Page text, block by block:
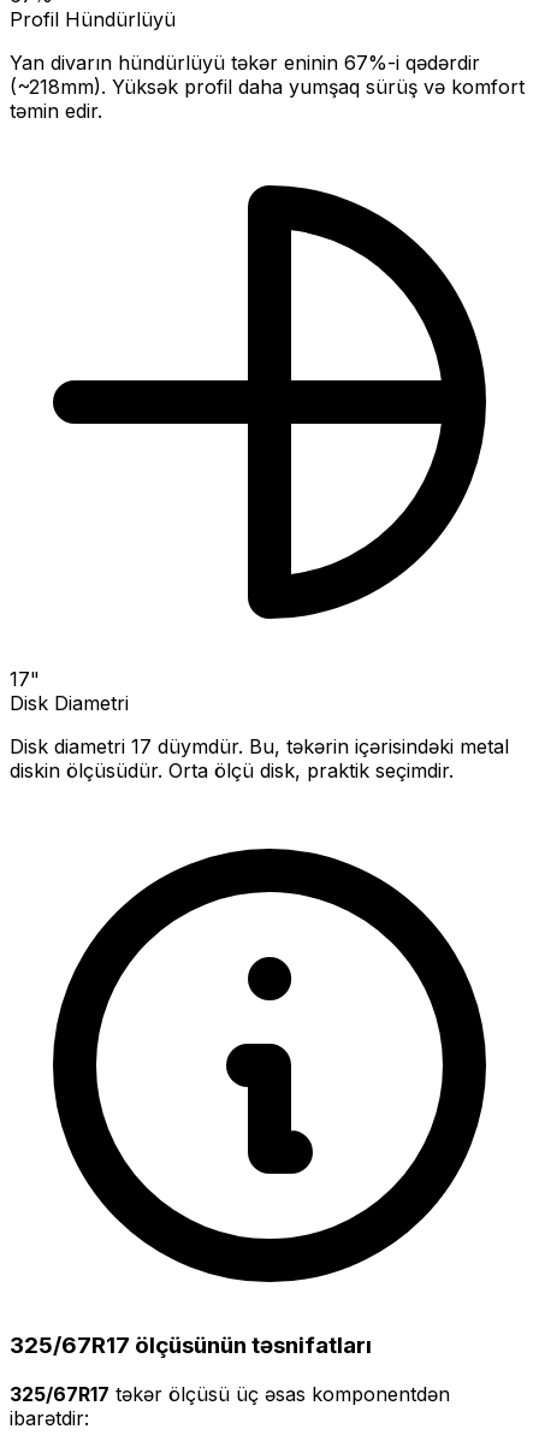
Profil Hündürlüyü
Yan divarın hündürlüyü təkər eninin 67%-i qədərdir
(~218mm). Yüksək profil daha yumşaq sürüş və komfort
təmin edir.
17"
Disk Diametri
Disk diametri 17 düymdür. Bu, təkərin içərisindəki metal
diskin ölçüsüdür. Orta ölçü disk, praktik seçimdir.
325/67R17 ölçüsünün təsnifatları
325/67R17 təkər ölçüsü üç əsas komponentdən
ibarətdir: